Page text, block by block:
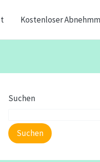
Kostenloser
Suchen
Suchen